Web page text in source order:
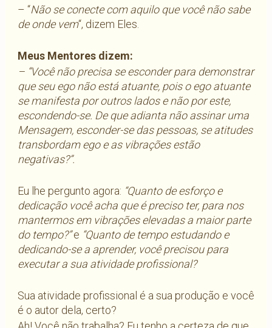
– “Não se conecte com aquilo que você não sabe
de onde vem“, dizem Eles.
Meus Mentores dizem:
– “Você não precisa se esconder para demonstrar
que seu ego não está atuante, pois o ego atuante
se manifesta por outros lados e não por este,
escondendo-se. De que adianta não assinar uma
Mensagem, esconder-se das pessoas, se atitudes
transbordam ego e as vibrações estão
negativas?”.
Eu lhe pergunto agora: “Quanto de esforço e
dedicação você acha que é preciso ter, para nos
mantermos em vibrações elevadas a maior parte
do tempo?”e “Quanto de tempo estudando e
dedicando-se a aprender, você precisou para
executar a sua atividade profissional?
Sua atividade profissional é a sua produção e você
é o autor dela, certo?